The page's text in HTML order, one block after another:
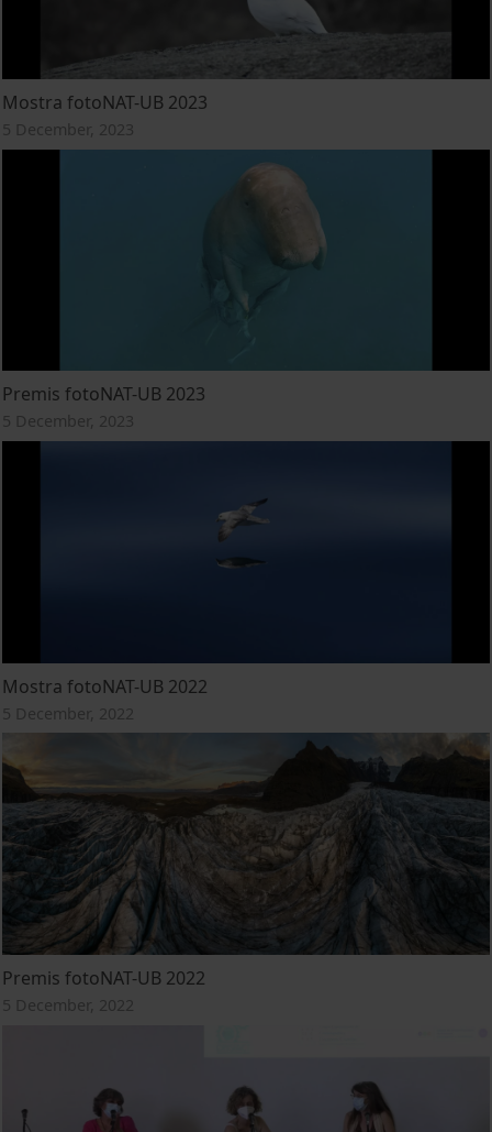
Mostra fotoNAT-UB 2023
5 December, 2023
Premis fotoNAT-UB 2023
5 December, 2023
Mostra fotoNAT-UB 2022
5 December, 2022
Premis fotoNAT-UB 2022
5 December, 2022